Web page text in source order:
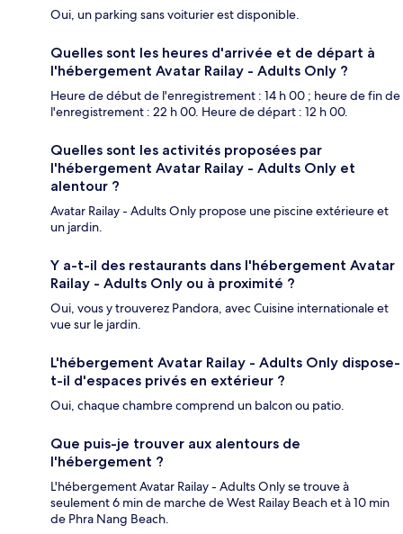
Oui, un parking sans voiturier est disponible.
Quelles sont les heures d'arrivée et de départ à
l'hébergement Avatar Railay - Adults Only ?
Heure de début de l'enregistrement : 14 h 00 ; heure de fin de
l'enregistrement : 22 h 00. Heure de départ : 12 h 00.
Quelles sont les activités proposées par
l'hébergement Avatar Railay - Adults Only et
alentour ?
Avatar Railay - Adults Only propose une piscine extérieure et
un jardin.
Y a-t-il des restaurants dans l'hébergement Avatar
Railay - Adults Only ou à proximité ?
Oui, vous y trouverez Pandora, avec Cuisine internationale et
vue sur le jardin.
L'hébergement Avatar Railay - Adults Only dispose-
t-il d'espaces privés en extérieur ?
Oui, chaque chambre comprend un balcon ou patio.
Que puis-je trouver aux alentours de
l'hébergement ?
L'hébergement Avatar Railay - Adults Only se trouve à
seulement 6 min de marche de West Railay Beach et à 10 min
de Phra Nang Beach.